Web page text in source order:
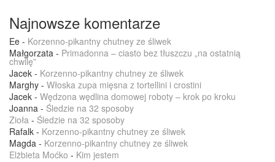
Najnowsze komentarze
Ee - Korzenno-pikantny chutney ze śliwek
Małgorzata - Primadonna – ciasto bez tłuszczu „na ostatnią
chwilę”
Jacek - Korzenno-pikantny chutney ze śliwek
Marghy - Włoska zupa mięsna z tortellini i crostini
Jacek - Wędzona wędlina domowej roboty – krok po kroku
Joanna - Śledzie na 32 sposoby
Zioła - Śledzie na 32 sposoby
Rafalk - Korzenno-pikantny chutney ze śliwek
Magda - Korzenno-pikantny chutney ze śliwek
Elżbieta Moćko - Kim jestem